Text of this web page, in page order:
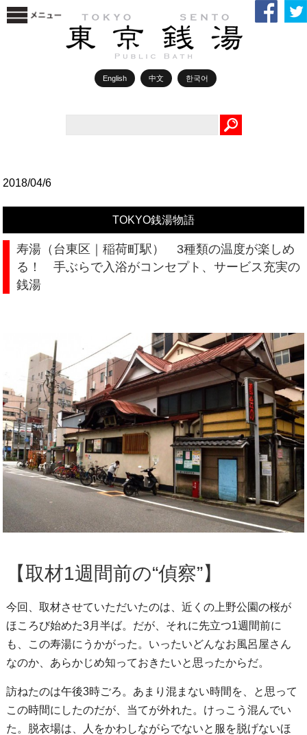
English 中文 한국어
2018/04/6
TOKYO銭湯物語
寿湯（台東区｜稲荷町駅） 3種類の温度が楽しめ
る！ 手ぶらで入浴がコンセプト、サービス充実の
銭湯
【取材1週間前の“偵察”】
今回、取材させていただいたのは、近くの上野公園の桜が
ほころび始めた3月半ば。だが、それに先立つ1週間前に
も、この寿湯にうかがった。いったいどんなお風呂屋さん
なのか、あらかじめ知っておきたいと思ったからだ。
訪ねたのは午後3時ごろ。あまり混まない時間を、と思って
この時間にしたのだが、当てが外れた。けっこう混んでい
た。脱衣場は、人をかわしながらでないと服を脱げないほ